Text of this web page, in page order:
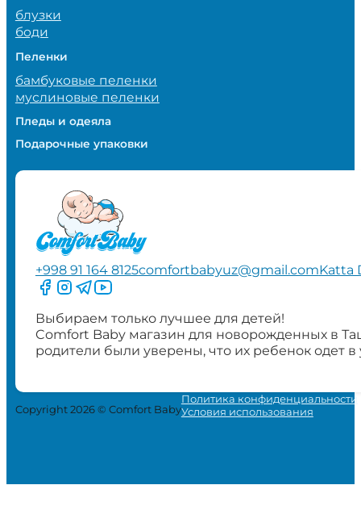
блузки
боди
Пеленки
бамбуковые пеленки
муслиновые пеленки
Пледы и одеяла
Подарочные упаковки
+998 91 164 8125comfortbabyuz@gmail.comKatta
Следите за нами на Facebook
Следите за нами в Instagram
Следите за нами в Telegram
Следите за нами в YouTube
Выбираем только лучшее для детей!
Comfort Baby магазин для новорожденных в
родители были уверены, что их ребенок одет
Copyright 2026 © Comfort Baby
Политика конфиденциальности
Условия использования